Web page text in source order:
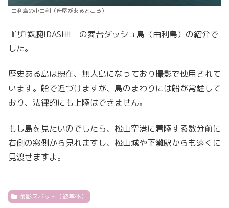
由利島の小由利（舟屋があるところ）
『ザ!鉄腕!DASH!!』の舞台ダッシュ島（由利島）の紹介で
した。
歴史ある島は現在、無人島になっており撮影で使用されて
います。船で近づけますが、島のまわりには船が常駐して
おり、法律的にも上陸はできません。
もし島を見たいのでしたら、松山空港に着陸する数分前に
右側の窓側から見れますし、松山城や下灘駅からも遠くに
見渡せますよ。
撮影スポット（被写体）